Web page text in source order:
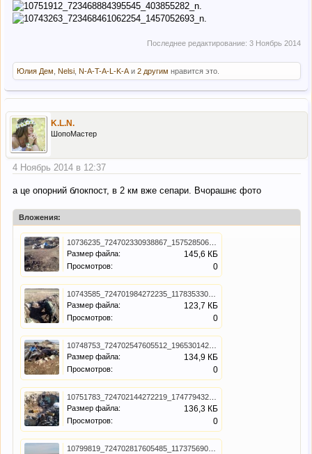
Последнее редактирование: 3 Ноябрь 2014
Юлия Дем Nelsi N-A-T-A-L-K-A и 2 другим нравится это.
K.L.N.
ШопоМастер
4 Ноябрь 2014 в 12:37
а це опорний блокпост, в 2 км вже сепари. Вчорашнє фото
Вложения:
Размер файла:
145,6 КБ
Просмотров: 0
Размер файла:
123,7 КБ
Просмотров: 0
Размер файла:
134,9 КБ
Просмотров: 0
Размер файла:
136,3 КБ
Просмотров: 0